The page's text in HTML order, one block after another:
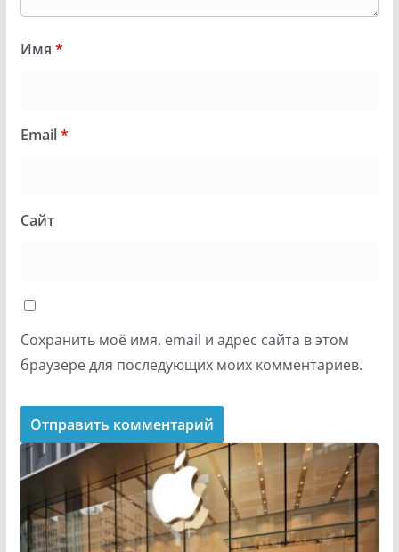
Имя *
Email*
Сайт
Сохранить моё имя, email и адрес сайта в этом
браузере для последующих моих комментариев.